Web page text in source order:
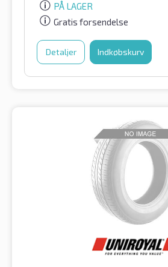
PÅ LAGER
Gratis forsendelse
Detaljer Indkøbskurv